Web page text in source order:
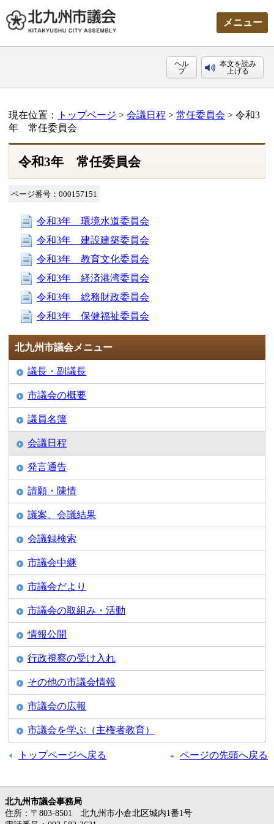
メニュー
ヘル
プ
本文を読み
上げる
現在位置： トップページ > 会議日程 > 常任委員会 > 令和3
年 常任委員会
令和3年 常任委員会
ページ番号：000157151
令和3年 環境水道委員会
令和3年 建設建築委員会
令和3年 教育文化委員会
令和3年 経済港湾委員会
令和3年 総務財政委員会
令和3年 保健福祉委員会
北九州市議会メニュー
議長・副議長
市議会の概要
議員名簿
会議日程
発言通告
請願・陳情
議案、会議結果
会議録検索
市議会中継
市議会だより
市議会の取組み・活動
情報公開
行政視察の受け入れ
その他の市議会情報
市議会の広報
市議会を学ぶ（主権者教育）
トップページへ戻る ページの先頭へ戻る
北九州市議会事務局
住所 ：〒803-8501 北九州市小倉北区城内1番1号